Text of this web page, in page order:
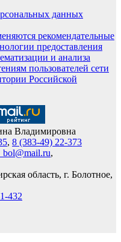
данных
рекомендательные
предоставления
и анализа
пользователей сети
Российской
Владимировна
, 8 (383-49) 22-373
,
область, г. Болотное,
432